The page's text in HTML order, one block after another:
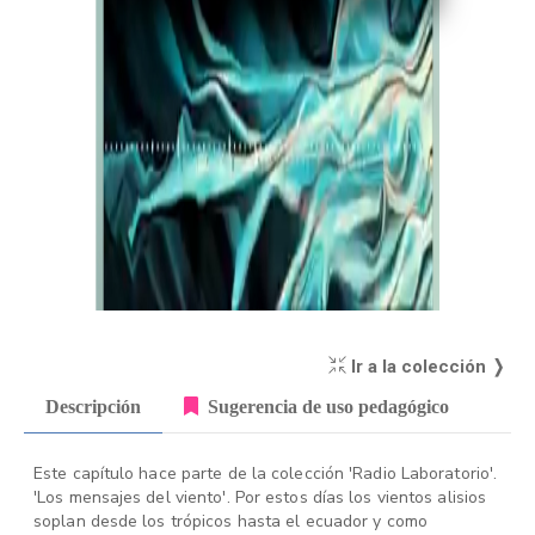
Ir a la colección ❭
Descripción Sugerencia de uso pedagógico
Este capítulo hace parte de la colección 'Radio Laboratorio'.
'Los mensajes del viento'. Por estos días los vientos alisios
soplan desde los trópicos hasta el ecuador y como